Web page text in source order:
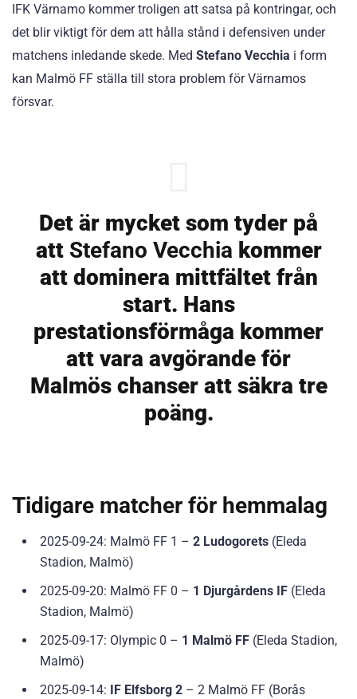
IFK Värnamo kommer troligen att satsa på kontringar, och
det blir viktigt för dem att hålla stånd i defensiven under
matchens inledande skede. Med Stefano Vecchia i form
kan Malmö FF ställa till stora problem för Värnamos
försvar.
Det är mycket som tyder på
att Stefano Vecchia kommer
att dominera mittfältet från
start. Hans
prestationsförmåga kommer
att vara avgörande för
Malmös chanser att säkra tre
poäng.
Tidigare matcher för hemmalag
2025-09-24: Malmö FF 1 – 2 Ludogorets (Eleda
Stadion, Malmö)
2025-09-20: Malmö FF 0 – 1 Djurgårdens IF (Eleda
Stadion, Malmö)
2025-09-17: Olympic 0 – 1 Malmö FF (Eleda Stadion,
Malmö)
2025-09-14:
IF Elfsborg 2 – 2 Malmö FF (Borås